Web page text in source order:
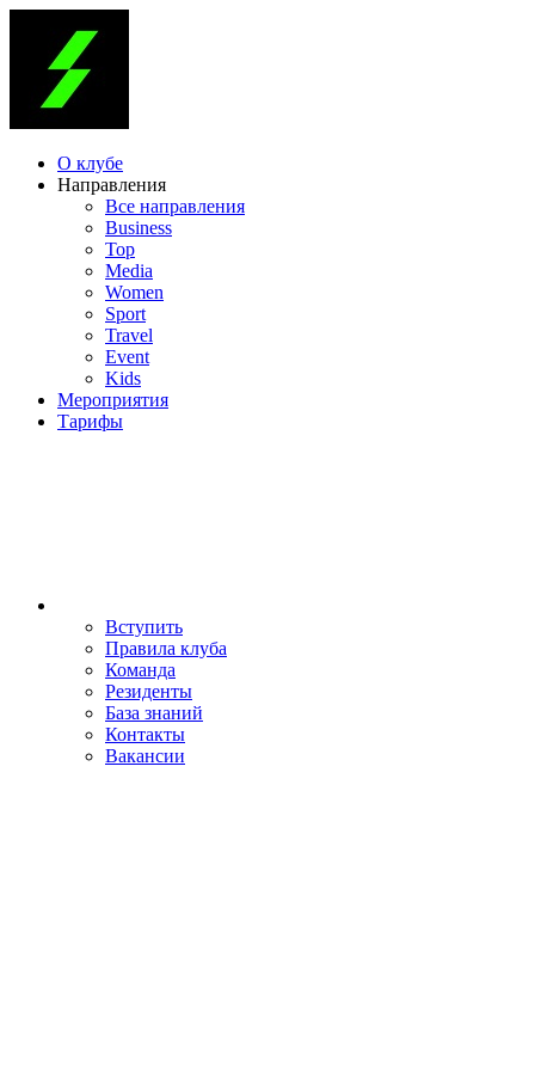
О клубе
Направления
Все направления
Business
Top
Media
Women
Sport
Travel
Event
Kids
Мероприятия
Тарифы
Вступить
Правила клуба
Команда
Резиденты
База знаний
Контакты
Вакансии